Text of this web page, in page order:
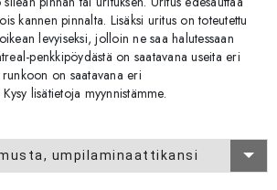
kannen pinnalta. Lisäksi uritus on toteutettu
levyiseksi, jolloin ne saa halutessaan
penkkipöydästä on saatavana useita eri
on saatavana eri
lisätietoja myynnistämme.
umpilaminaattikansi